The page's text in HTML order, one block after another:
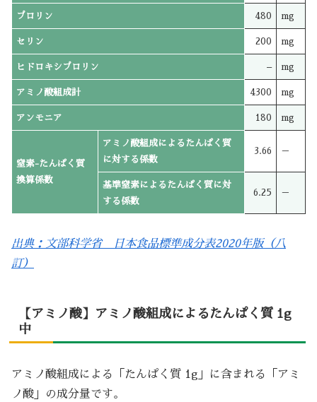
プロリン 480 mg
セリン 200 mg
ヒドロキシプロリン – mg
アミノ酸組成計 4300 mg
アンモニア 180 mg
窒素-たんぱく質
換算係数
アミノ酸組成によるたんぱく質
に対する係数
3.66 －
基準窒素によるたんぱく質に対
する係数
6.25 －
出典：文部科学省 日本食品標準成分表2020年版（八
訂）
【アミノ酸】アミノ酸組成によるたんぱく質 1g
中
アミノ酸組成による「たんぱく質 1g」に含まれる「アミ
ノ酸」の成分量です。